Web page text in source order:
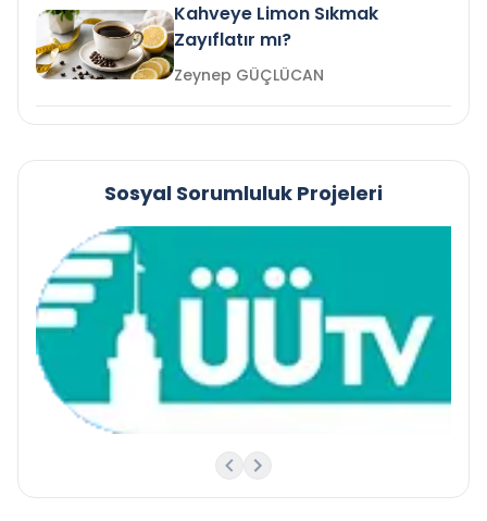
Kahveye Limon Sıkmak
Zayıflatır mı?
Zeynep GÜÇLÜCAN
Sosyal Sorumluluk Projeleri